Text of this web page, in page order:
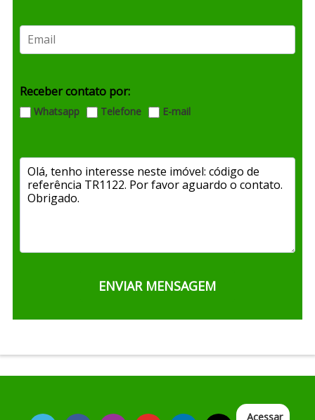
Receber contato por:
Whatsapp Telefone E-mail
Acessar